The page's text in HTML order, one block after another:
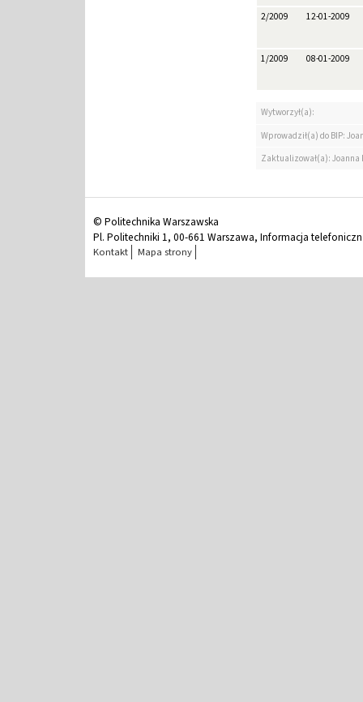
2/2009 12-01-2009
1/2009 08-01-2009
Wytworzył(a):
Wprowadził(a) do BIP:
Zaktualizował(a):
© Politechnika Warszawska
Pl. Politechniki 1, 00-661 Warszawa, Informacja
Kontakt Mapa strony